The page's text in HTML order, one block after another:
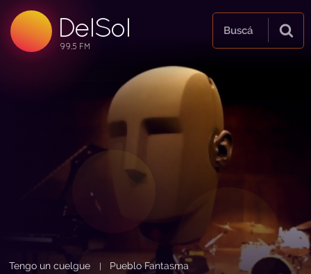
DelSol
99.5 FM
99.5 FM
99.5 FM
Buscá
Tengo un cuelgue Pueblo Fantasma